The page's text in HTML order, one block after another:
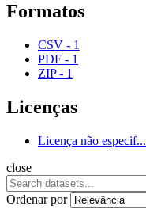
Formatos
CSV - 1
PDF - 1
ZIP - 1
Licenças
Licença não especif...
close
Ordenar por